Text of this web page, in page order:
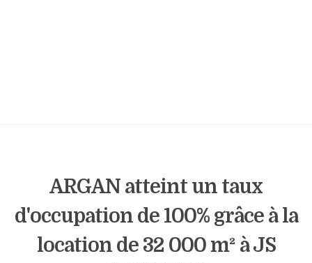
ARGAN atteint un taux
d'occupation de 100% grâce à la
location de 32 000 m² à JS